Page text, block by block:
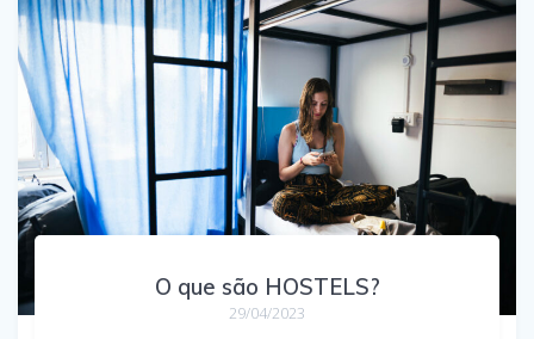
O que são HOSTELS?
29/04/2023